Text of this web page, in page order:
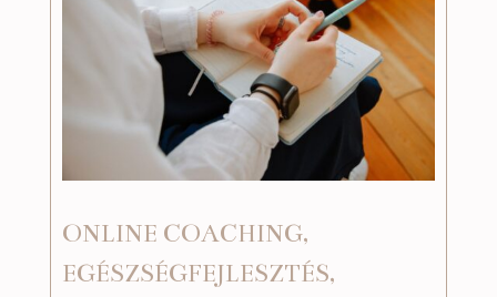
ONLINE COACHING,
EGÉSZSÉGFEJLESZTÉS,